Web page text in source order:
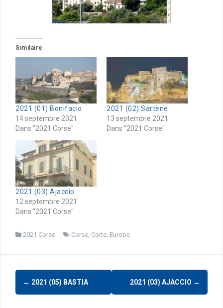
Similaire
2021 (01) Bonifacio
14 septembre 2021
Dans "2021 Corse"
2021 (02) Sartène
13 septembre 2021
Dans "2021 Corse"
2021 (03) Ajaccio
12 septembre 2021
Dans "2021 Corse"
2021 Corse Corse, Corte, Europe
Navigation
d'article
← 2021 (05) BASTIA 2021 (03) AJACCIO →